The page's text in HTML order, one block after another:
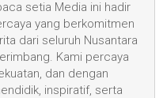
setia Media ini hadir
yang berkomitmen
dari seluruh Nusantara
Kami percaya
dan dengan
inspiratif, serta